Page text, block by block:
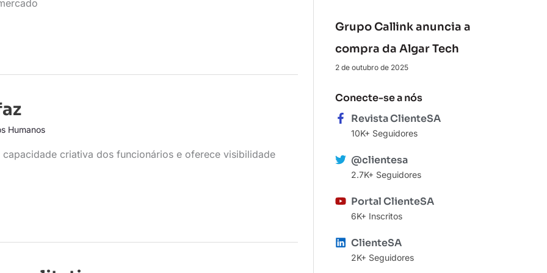
Humanos
criativa dos funcionários e oferece visibilidade
Grupo Callink anuncia a
compra da Algar Tech
2 de outubro de 2025
Conecte-se a nós
Revista ClienteSA
10K+ Seguidores
@clientesa
2.7K+ Seguidores
Portal ClienteSA
6K+ Inscritos
ClienteSA
2K+ Seguidores